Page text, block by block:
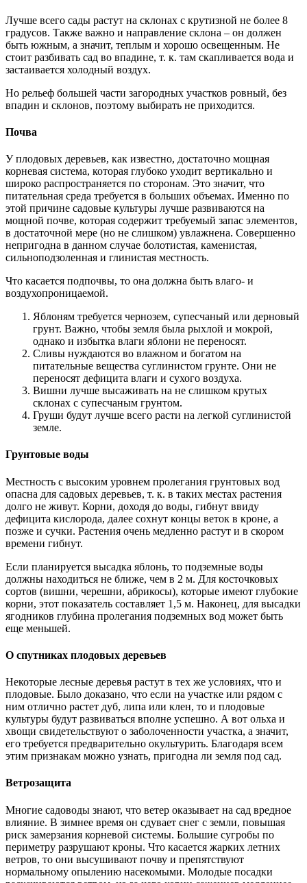
Лучше всего сады растут на склонах с крутизной не более 8
градусов. Также важно и направление склона – он должен
быть южным, а значит, теплым и хорошо освещенным. Не
стоит разбивать сад во впадине, т. к. там скапливается вода и
застаивается холодный воздух.
Но рельеф большей части загородных участков ровный, без
впадин и склонов, поэтому выбирать не приходится.
Почва
У плодовых деревьев, как известно, достаточно мощная
корневая система, которая глубоко уходит вертикально и
широко распространяется по сторонам. Это значит, что
питательная среда требуется в больших объемах. Именно по
этой причине садовые культуры лучше развиваются на
мощной почве, которая содержит требуемый запас элементов,
в достаточной мере (но не слишком) увлажнена. Совершенно
непригодна в данном случае болотистая, каменистая,
сильноподзоленная и глинистая местность.
Что касается подпочвы, то она должна быть влаго- и
воздухопроницаемой.
Яблоням требуется чернозем, супесчаный или дерновый
грунт. Важно, чтобы земля была рыхлой и мокрой,
однако и избытка влаги яблони не переносят.
Сливы нуждаются во влажном и богатом на
питательные вещества суглинистом грунте. Они не
переносят дефицита влаги и сухого воздуха.
Вишни лучше высаживать на не слишком крутых
склонах с супесчаным грунтом.
Груши будут лучше всего расти на легкой суглинистой
земле.
Грунтовые воды
Местность с высоким уровнем пролегания грунтовых вод
опасна для садовых деревьев, т. к. в таких местах растения
долго не живут. Корни, доходя до воды, гибнут ввиду
дефицита кислорода, далее сохнут концы веток в кроне, а
позже и сучки. Растения очень медленно растут и в скором
времени гибнут.
Если планируется высадка яблонь, то подземные воды
должны находиться не ближе, чем в 2 м. Для косточковых
сортов (вишни, черешни, абрикосы), которые имеют глубокие
корни, этот показатель составляет 1,5 м. Наконец, для высадки
ягодников глубина пролегания подземных вод может быть
еще меньшей.
О спутниках плодовых деревьев
Некоторые лесные деревья растут в тех же условиях, что и
плодовые. Было доказано, что если на участке или рядом с
ним отлично растет дуб, липа или клен, то и плодовые
культуры будут развиваться вполне успешно. А вот ольха и
хвощи свидетельствуют о заболоченности участка, а значит,
его требуется предварительно окультурить. Благодаря всем
этим признакам можно узнать, пригодна ли земля под сад.
Ветрозащита
Многие садоводы знают, что ветер оказывает на сад вредное
влияние. В зимнее время он сдувает снег с земли, повышая
риск замерзания корневой системы. Большие сугробы по
периметру разрушают кроны. Что касается жарких летних
ветров, то они высушивают почву и препятствуют
нормальному опылению насекомыми. Молодые посадки